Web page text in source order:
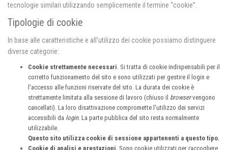
tecnologie similari utilizzando semplicemente il termine “cookie”.
Tipologie di cookie
In base alle caratteristiche e all'utilizzo dei cookie possiamo distinguere
diverse categorie:
Cookie strettamente necessari . Si tratta di cookie indispensabili per il
corretto funzionamento del sito e sono utilizzati per gestire il login e
l'accesso alle funzioni riservate del sito. La durata dei cookie è
strettamente limitata alla sessione di lavoro (chiuso il browservengono
cancellati). La loro disattivazione compromette l'utilizzo dei servizi
accessibili da login. La parte pubblica del sito resta normalmente
utilizzabile.
Questo sito utilizza cookie di sessione appartenenti a questo tipo.
Cookie di analisi e prestazioni . Sono cookie utilizzati per raccogliere